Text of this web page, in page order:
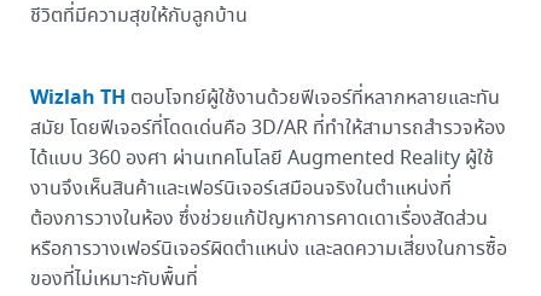
ชีวิตที่มีความสุขให้กับลูกบ้าน
Wizlah TH ตอบโจทย์ผู้ใช้งานด้วยฟีเจอร์ที่หลากหลายและทัน
สมัย โดยฟีเจอร์ที่โดดเด่นคือ 3D/AR ที่ทำให้สามารถสำรวจห้อง
ได้แบบ 360 องศา ผ่านเทคโนโลยี Augmented Reality ผู้ใช้
งานจึงเห็นสินค้าและเฟอร์นิเจอร์เสมือนจริงในตำแหน่งที่
ต้องการวางในห้อง ซึ่งช่วยแก้ปัญหาการคาดเดาเรื่องสัดส่วน
หรือการวางเฟอร์นิเจอร์ผิดตำแหน่ง และลดความเสี่ยงในการซื้อ
ของที่ไม่เหมาะกับพื้นที่